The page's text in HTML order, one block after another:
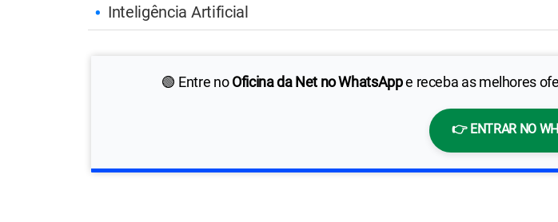
Inteligência Artificial
🟢 Entre noOficina da Net no WhatsAppe receba as melhores
👉 ENTRAR NO